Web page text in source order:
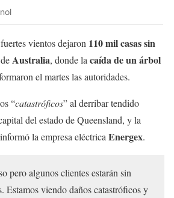
vientos dejaron 110 mil casas sin
Australia, donde la caída de un árbol
el martes las autoridades.
“catastróficos” al derribar tendido
del estado de Queensland, y la
la empresa eléctrica Energex.
pero algunos clientes estarán sin
Estamos viendo daños catastróficos y